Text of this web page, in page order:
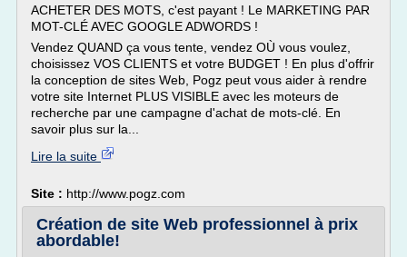
ACHETER DES MOTS, c'est payant ! Le MARKETING PAR
MOT-CLÉ AVEC GOOGLE ADWORDS !
Vendez QUAND ça vous tente, vendez OÙ vous voulez,
choisissez VOS CLIENTS et votre BUDGET ! En plus d'offrir
la conception de sites Web, Pogz peut vous aider à rendre
votre site Internet PLUS VISIBLE avec les moteurs de
recherche par une campagne d'achat de mots-clé. En
savoir plus sur la...
Lire la suite
Site : http://www.pogz.com
Création de site Web professionnel à prix
abordable!